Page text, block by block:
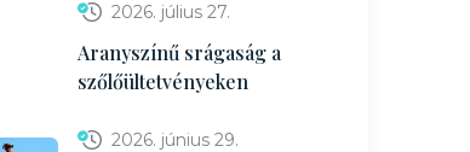
2026. július 27.
Aranyszínű srágaság a
szőlőültetvényeken
2026. június 29.